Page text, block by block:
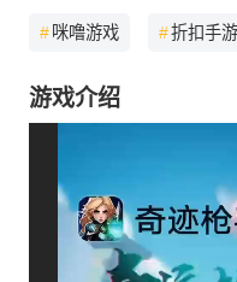
#咪噜游戏 #折扣手游
游戏介绍